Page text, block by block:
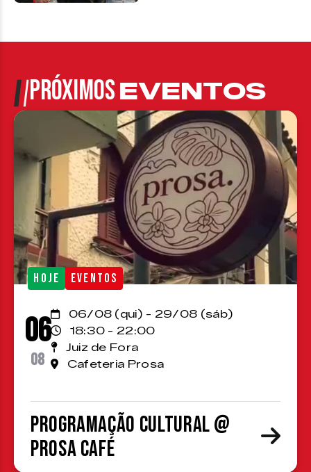
PRÓXIMOSEVENTOS
HOJE EVENTOS
06
08
06/08 (qui) - 29/08 (sáb)
18:30 - 22:00
Juiz de Fora
Cafeteria Prosa
Programação cultural @
Prosa Café